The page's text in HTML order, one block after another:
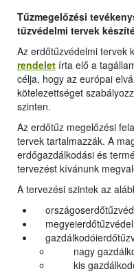
Tűzmegelőzési
tűzvédelmi tervek
Az erdőtűzvédelmi tervek
rendelet írta elő a
célja, hogy az európai
kötelezettséget
szinten.
Az erdőtűz megelőzési
tervek tartalmazzák. A
erdőgazdálkodási és
tervezést kívánunk
A tervezési szintek az
nagy
kis